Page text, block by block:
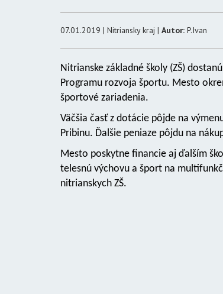
07.01.2019 | Nitriansky kraj | Autor: P.Ivan
Nitrianske základné školy (ZŠ)
Programu rozvoja športu. Mesto
športové zariadenia.
Väčšia časť z dotácie pôjde na
Pribinu. Ďalšie peniaze pôjdu na
Mesto poskytne financie aj ďalším
telesnú výchovu a šport na
nitrianskych ZŠ.